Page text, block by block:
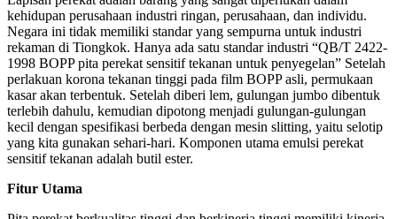
kehidupan perusahaan industri ringan, perusahaan, dan individu.
Negara ini tidak memiliki standar yang sempurna untuk industri
rekaman di Tiongkok. Hanya ada satu standar industri “QB/T 2422-
1998 BOPP pita perekat sensitif tekanan untuk penyegelan” Setelah
perlakuan korona tekanan tinggi pada film BOPP asli, permukaan
kasar akan terbentuk. Setelah diberi lem, gulungan jumbo dibentuk
terlebih dahulu, kemudian dipotong menjadi gulungan-gulungan
kecil dengan spesifikasi berbeda dengan mesin slitting, yaitu selotip
yang kita gunakan sehari-hari. Komponen utama emulsi perekat
sensitif tekanan adalah butil ester.
Fitur Utama